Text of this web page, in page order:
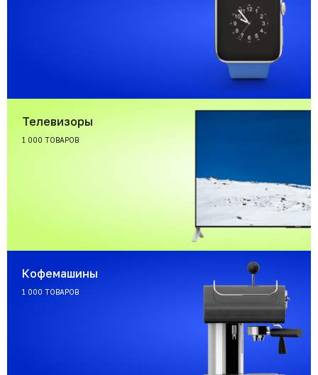
Телевизоры
1 000 ТОВАРОВ
Кофемашины
1 000 ТОВАРОВ